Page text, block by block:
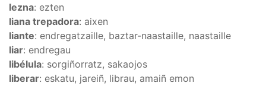
lezna: ezten
liana trepadora: aixen
liante: endregatzaille, baztar-naastaille, naastaille
liar: endregau
libélula: sorgiñorratz, sakaojos
liberar: eskatu, jareiñ, librau, amaiñ emon